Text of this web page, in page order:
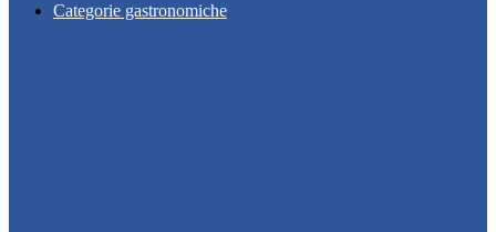
Categorie gastronomiche